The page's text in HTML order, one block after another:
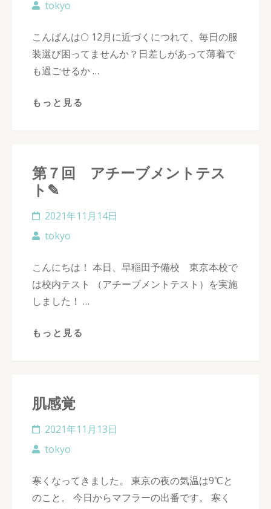
tokyo
こんばんは🌕 12月に近づくにつれて、毎日の服
装選び困ってませんか？日差しがあって薄着で
も過ごせるか …
もっと見る
第７回 アチーブメントテス
ト✎
2021年11月14日
tokyo
こんにちは！ 本日、早稲田予備校 東京本校で
は校内テスト （アチーブメントテスト）を実施
しました！ …
もっと見る
肌感覚
2021年11月13日
tokyo
寒くなってきました。 東京の夜の気温は9℃と
のこと。 今日からマフラーの出番です。 寒く